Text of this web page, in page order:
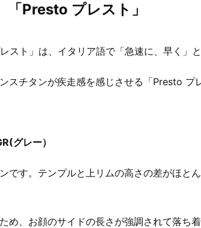
「Presto プレスト」
スト」は、イタリア語で「急速に、早く」
スチタンが疾走感を感じさせる「Presto プ
グレー）
です。テンプルと上リムの高さの差がほと
め、お顔のサイドの長さが強調されて落ち